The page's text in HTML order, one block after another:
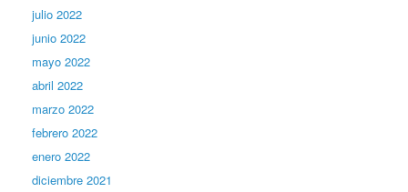
julio 2022
junio 2022
mayo 2022
abril 2022
marzo 2022
febrero 2022
enero 2022
diciembre 2021